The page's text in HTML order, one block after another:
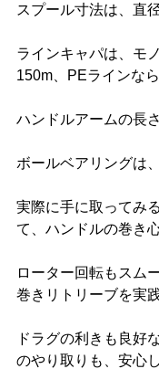
スプール寸法は、直
ラインキャパは、モ
150m、PEラインな
ハンドルアームの長
ボールベアリングは
実際に手に取ってみ
て、ハンドルの巻き
ローター回転もスム
巻きリトリーブを実
ドラグの利きも良好
のやり取りも、安心